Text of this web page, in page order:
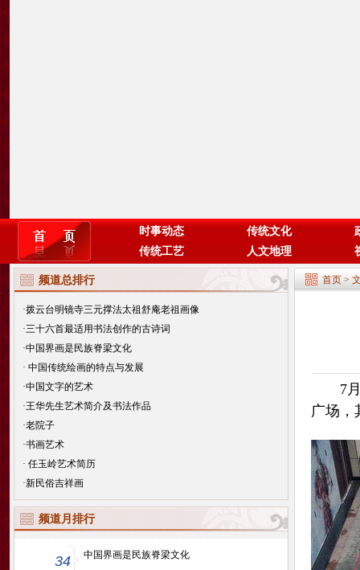
时事动态 传统文化
传统工艺
人文地理
频道总排行
·拨云台明镜寺三元撑法太祖舒庵老祖画像
·三十六首最适用书法创作的古诗词
·中国界画是民族脊梁文化
· 中国传统绘画的特点与发展
·中国文字的艺术
·王华先生艺术简介及书法作品
·老院子
·书画艺术
· 任玉岭艺术简历
·新民俗吉祥画
频道月排行
34 中国界画是民族脊梁文化
首页>
7月
广场，